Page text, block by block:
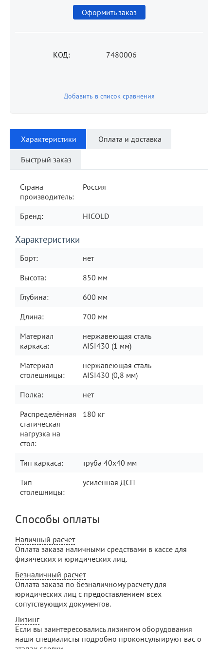
Оформить заказ
КОД: 7480006
Добавить в список сравнения
Характеристики Оплата и доставка
Быстрый заказ
Страна
производитель:
Россия
Бренд: HICOLD
Характеристики
Борт:
нет
Высота:
850 мм
Глубина:
600 мм
Длина:
700 мм
Материал
каркаса:
нержавеющая сталь
AISI430 (1 мм)
Материал
столешницы:
нержавеющая сталь
AISI430 (0,8 мм)
Полка:
нет
Распределённая
статическая
нагрузка на
стол:
180 кг
Тип каркаса:
труба 40х40 мм
Тип
столешницы:
усиленная ДСП
Способы оплаты
Наличный расчет
Оплата заказа наличными средствами в кассе для
физических и юридических лиц.
Безналичный расчет
Оплата заказа по безналичному расчету для
юридических лиц с предоставлением всех
сопутствующих документов.
Лизинг
Если вы заинтересовались лизингом оборудования
наши специалисты подробно проконсультируют вас о